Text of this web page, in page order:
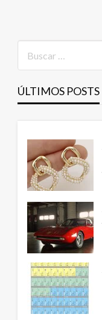
ÚLTIMOS POSTS